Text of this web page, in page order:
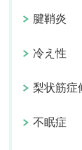
腱鞘炎
冷え性
梨状筋症
不眠症